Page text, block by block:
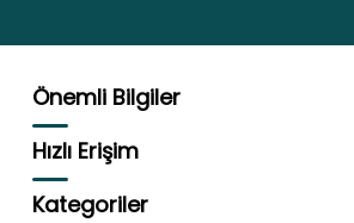
Önemli Bilgiler
Hızlı Erişim
Kategoriler